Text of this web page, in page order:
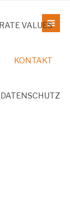
VALUES
KONTAKT
DATENSCHUTZ